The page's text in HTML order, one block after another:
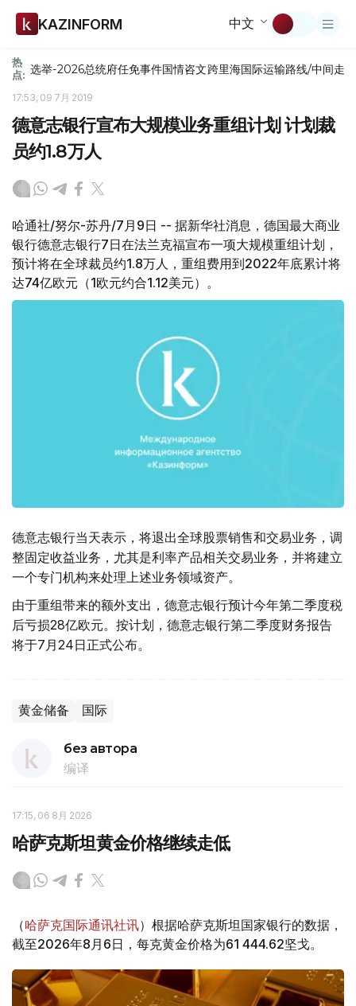
KAZINFORM 中文
热
点: 选举-2026总统府任免事件国情咨文跨里海国际运输路线/中间走廊
17:53, 09 7月 2019
德意志银行宣布大规模业务重组计划 计划裁
员约1.8万人
哈通社/努尔-苏丹/7月9日 -- 据新华社消息，德国最大商业
银行德意志银行7日在法兰克福宣布一项大规模重组计划，
预计将在全球裁员约1.8万人，重组费用到2022年底累计将
达74亿欧元（1欧元约合1.12美元）。
德意志银行当天表示，将退出全球股票销售和交易业务，调
整固定收益业务，尤其是利率产品相关交易业务，并将建立
一个专门机构来处理上述业务领域资产。
由于重组带来的额外支出，德意志银行预计今年第二季度税
后亏损28亿欧元。按计划，德意志银行第二季度财务报告
将于7月24日正式公布。
黄金储备 国际
без автора
编译
17:15, 06 8月 2026
哈萨克斯坦黄金价格继续走低
（哈萨克国际通讯社讯）根据哈萨克斯坦国家银行的数据，
截至2026年8月6日，每克黄金价格为61 444.62坚戈。